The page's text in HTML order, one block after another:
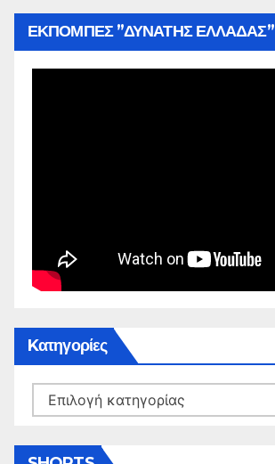
ΕΚΠΟΜΠΕΣ ”ΔΥΝΑΤΗΣ ΕΛΛΑΔΑΣ”
Kατηγορίες
Kατηγορίες